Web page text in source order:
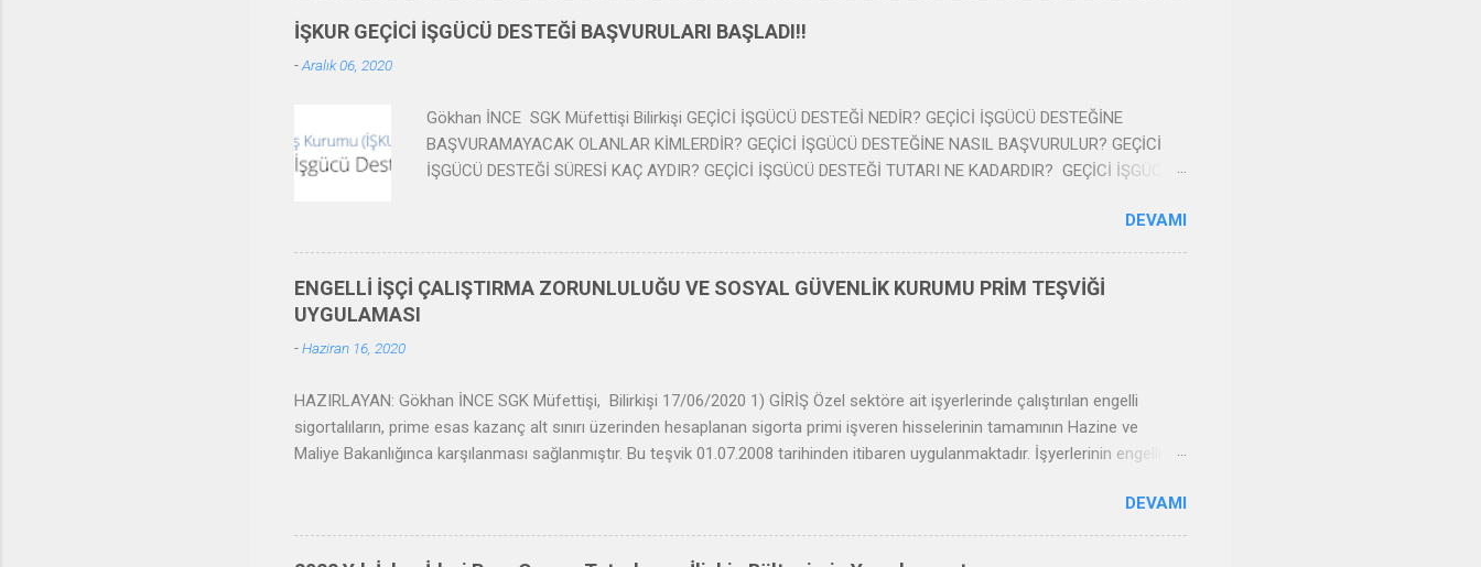
belirtilmiştir. Basın İş Kanunu’nun unsurları arasında kanunda belirtilen işyerinde çalışma, fikir ve sanat
işlerinde çalışma, iş ilişkisinin basın iş sözleşmesine dayanması ve 4857 sayılı iş Kanunu’nun kapsamı
İŞKUR GEÇİCİ İŞGÜCÜ DESTEĞİ BAŞVURULARI BAŞLADI!!
-Aralık 06, 2020
Gökhan İNCE SGK Müfettişi Bilirkişi GEÇİCİ İŞGÜCÜ DESTEĞİ NEDİR? GEÇİCİ İŞGÜCÜ DESTEĞİNE
BAŞVURAMAYACAK OLANLAR KİMLERDİR? GEÇİCİ İŞGÜCÜ DESTEĞİNE NASIL BAŞVURULUR? GEÇİCİ
İŞGÜCÜ DESTEĞİ SÜRESİ KAÇ AYDIR? GEÇİCİ İŞGÜCÜ DESTEĞİ TUTARI NE KADARDIR? GEÇİCİ İŞGÜCÜ
İŞGÜCÜ DESTEĞİ NEDİR? 17/11/2020 tarihli Resmî Gazetede yayımlanan 7256 Numaralı Bazı Alacakların
Yeniden Yapılandırılması ile Bazı Kanunlarda Değişiklik Yapılması Hakkında Kanun ile işverenlere yönelik
istihdama dönüş teşviki getirilmiştir. Bu madde ile işverenlere prim teşviki, sigortalılara ise nakdi ücret
desteği ve geçici işgücü desteği getirilmiştir. Prim teşviki ve desteklere ilişkin 7256 sayılı Kanunla 4447
DEVAMI
ENGELLİ İŞÇİ ÇALIŞTIRMA ZORUNLULUĞU VE SOSYAL GÜVENLİK KURUMU PRİM TEŞVİĞİ
UYGULAMASI
-Haziran 16, 2020
HAZIRLAYAN: Gökhan İNCE SGK Müfettişi, Bilirkişi 17/06/2020 1) GİRİŞ Özel sektöre ait işyerlerinde çalıştırılan engelli
sigortalıların, prime esas kazanç alt sınırı üzerinden hesaplanan sigorta primi işveren hisselerinin tamamının Hazine ve
Maliye Bakanlığınca karşılanması sağlanmıştır. Bu teşvik 01.07.2008 tarihinden itibaren uygulanmaktadır. İşyerlerinin engelli
sigorta primi teşviki uygulamasına yönelik işlemler SGK tarafından yürütülmektedir. Bu çerçevede, makalemizde engelli işçi
çalıştırma zorunluluğuna yönelik detaylar üzerinde durulacak ve SGK prim teşviği uygulamasının kapsamı açıklanacaktır. 2)
HANGİ İŞYERLERİ ENGELLİ İŞÇİ ÇALIŞTIRMAK ZORUNDADIR? İşverenler, elli veya daha fazla işçi çalıştırdıkları özel sektör
DEVAMI